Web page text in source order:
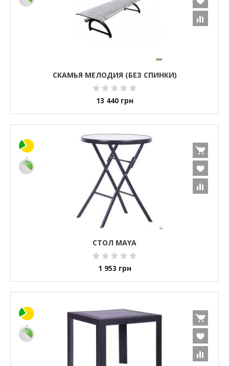
СКАМЬЯ МЕЛОДИЯ (БЕЗ СПИНКИ)
13 440 грн
СТОЛ MAYA
1 953 грн